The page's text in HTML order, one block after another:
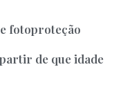
fotoproteção
de que idade